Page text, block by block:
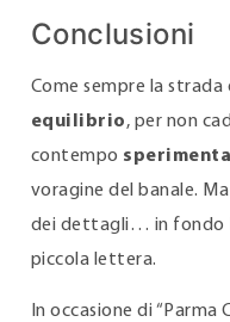
Conclusioni
Come sempre la strada
equilibrio, per non
contempo
voragine del banale.
dei dettagli… in fondo Il
piccola lettera.
In occasione di